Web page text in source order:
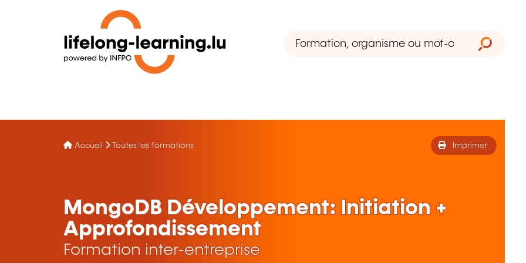
Accueil Toutes les formations Imprimer
MongoDB Développement: Initiation +
Approfondissement
Formation inter-entreprise